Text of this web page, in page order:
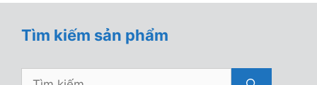
Tìm kiếm sản phẩm
Tìm